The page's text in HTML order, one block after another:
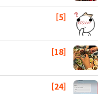
[5]
[18]
[24]